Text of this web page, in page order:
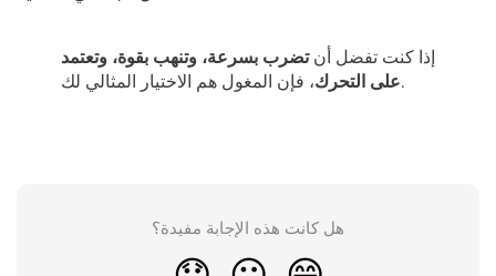
إذا كنت تفضل أنتضرب بسرعة، وتنهب بقوة، وتعتمد
على التحرك، فإن المغول هم الاختيار المثالي لك.
هل كانت هذه الإجابة مفيدة؟